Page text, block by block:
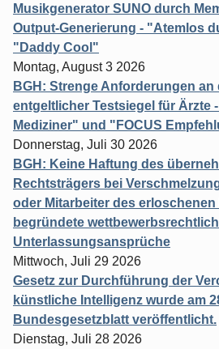
Musikgenerator SUNO durch
Output-Generierung - "Atemlos
"Daddy Cool"
Montag, August 3 2026
BGH: Strenge Anforderungen an
entgeltlicher Testsiegel für Ärzte
Mediziner" und "FOCUS
Donnerstag, Juli 30 2026
BGH: Keine Haftung des
Rechtsträgers bei
oder Mitarbeiter des
begründete
Unterlassungsansprüche
Mittwoch, Juli 29 2026
Gesetz zur Durchführung der
künstliche Intelligenz wurde am
Bundesgesetzblatt veröffentlicht.
Dienstag, Juli 28 2026